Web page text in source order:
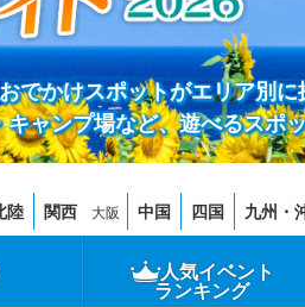
でかけスポットがエリア別に
ャンプ場など、遊べるスポ
陸 関西 大阪 中国 四国 九州・
人気イベント
ランキング